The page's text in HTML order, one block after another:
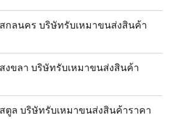
กลนคร บริษัทรับเหมาขนส่งสินค้า
งขลา บริษัทรับเหมาขนส่งสินค้า
ตูล บริษัทรับเหมาขนส่งสินค้าราคา